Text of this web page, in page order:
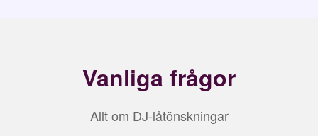
Vanliga frågor
Allt om DJ-låtönskningar